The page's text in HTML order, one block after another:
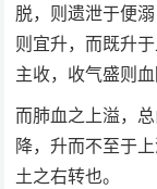
脱，则遗泄于便
则宜升，而既升
主收，收气盛则
而肺血之上溢，
降，升而不至于
土之右转也。